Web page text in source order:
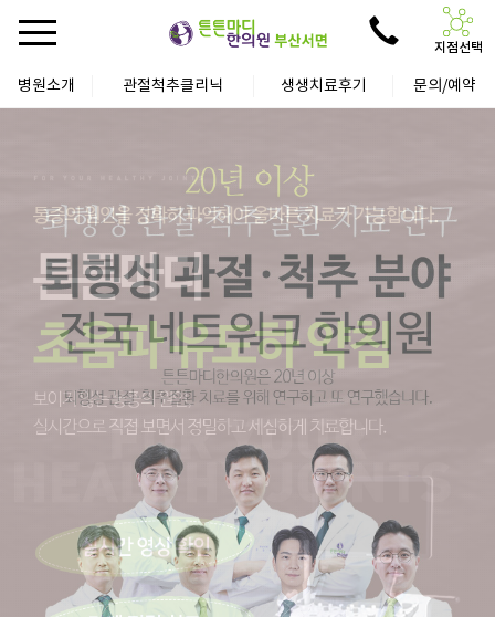
지점선택
병원소개 관절척추클리닉 생생치료후기 문의/예약